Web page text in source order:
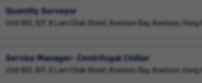
Quantity Surveyor
Unit 901, 9/F, 8 Lam Chak Street, Kowloon Bay, Kowloon, Hong
Service Manager- Centrifugal Chiller
Unit 901, 9/F, 8 Lam Chak Street, Kowloon Bay, Kowloon, Hong